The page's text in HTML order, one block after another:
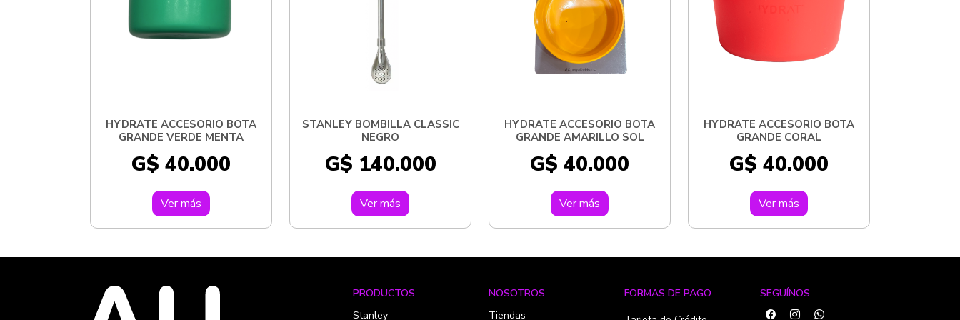
HYDRATE ACCESORIO BOTA
GRANDE VERDE MENTA
G$ 40.000
Ver más
STANLEY BOMBILLA CLASSIC
NEGRO
G$ 140.000
Ver más
HYDRATE ACCESORIO BOTA
GRANDE AMARILLO SOL
G$ 40.000
Ver más
HYDRATE ACCESORIO BOTA
GRANDE CORAL
G$ 40.000
Ver más
PRODUCTOS
Stanley
NOSOTROS
Tiendas
FORMAS DE PAGO
SEGUÍNOS